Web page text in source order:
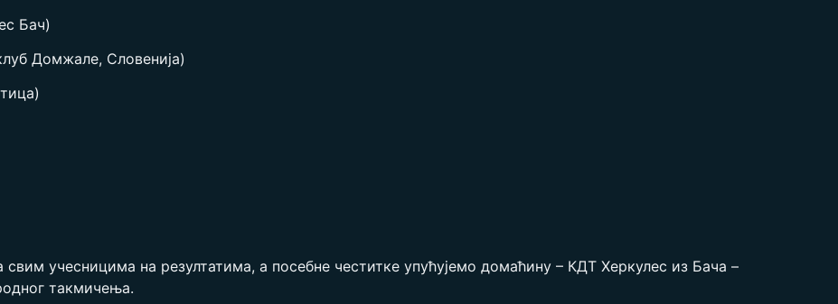
Бач)
Домжале, Словенија)
свим учесницима на резултатима, а посебне честитке упућујемо домаћину – КДТ Херкулес из Бача –
такмичења.